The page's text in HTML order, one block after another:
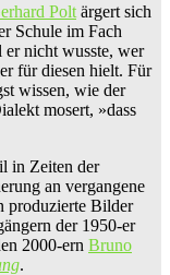
Polt ärgert sich
Schule im Fach
er nicht wusste, wer
für diesen hielt. Für
wissen, wie der
mosert, »dass
in Zeiten der
an vergangene
produzierte Bilder
der 1950-er
2000-ern Bruno
.